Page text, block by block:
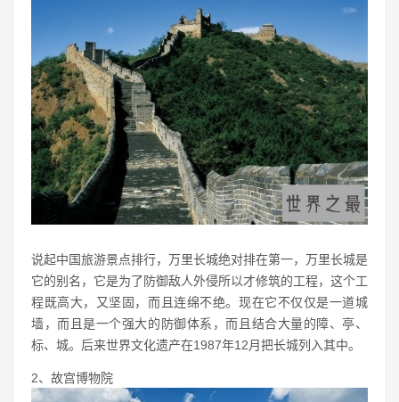
说起中国旅游景点排行，万里长城绝对排在第一，万里长城是
它的别名，它是为了防御敌人外侵所以才修筑的工程，这个工
程既高大，又坚固，而且连绵不绝。现在它不仅仅是一道城
墙，而且是一个强大的防御体系，而且结合大量的障、亭、
标、城。后来世界文化遗产在1987年12月把长城列入其中。
2、故宫博物院